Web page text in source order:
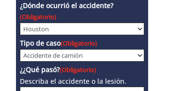
¿Dónde ocurrió el accidente?
(Obligatorio)
Tipo de caso(Obligatorio)
¿¿Qué pasó?(Obligatorio)
Describa el accidente o la lesión.